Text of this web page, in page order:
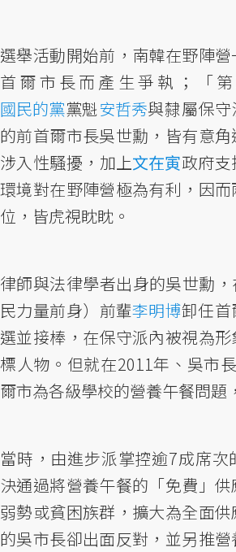
選舉活動開始前，南韓在野陣
首爾市長而產生爭執；「
國民的黨黨魁安哲秀與隸屬保
的前首爾市長吳世勳，皆有意
涉入性騷擾，加上文在寅政府
環境對在野陣營極為有利，因
位，皆虎視眈眈。
律師與法律學者出身的吳世勳，
民力量前身）前輩李明博卸任
選並接棒，在保守派內被視為
標人物。但就在2011年、吳市
爾市為各級學校的營養午餐問題
當時，由進步派掌控逾7成席次
決通過將營養午餐的「免費」
弱勢或貧困族群，擴大為全面
的吳市長卻出面反對，並另推